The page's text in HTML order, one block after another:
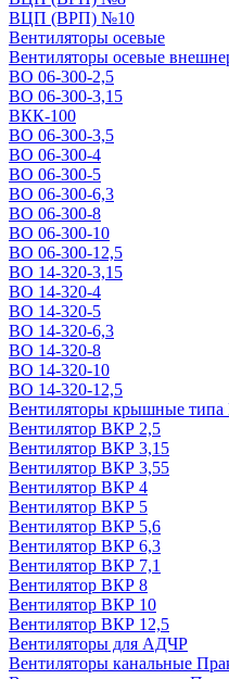
ВЦП (ВРП) №10
Вентиляторы осевые
Вентиляторы осевые
ВО 06-300-2,5
ВО 06-300-3,15
ВКК-100
ВО 06-300-3,5
ВО 06-300-4
ВО 06-300-5
ВО 06-300-6,3
ВО 06-300-8
ВО 06-300-10
ВО 06-300-12,5
ВО 14-320-3,15
ВО 14-320-4
ВО 14-320-5
ВО 14-320-6,3
ВО 14-320-8
ВО 14-320-10
ВО 14-320-12,5
Вентиляторы крышные
Вентилятор ВКР 2,5
Вентилятор ВКР 3,15
Вентилятор ВКР 3,55
Вентилятор ВКР 4
Вентилятор ВКР 5
Вентилятор ВКР 5,6
Вентилятор ВКР 6,3
Вентилятор ВКР 7,1
Вентилятор ВКР 8
Вентилятор ВКР 10
Вентилятор ВКР 12,5
Вентиляторы для АДЧР
Вентиляторы канальные